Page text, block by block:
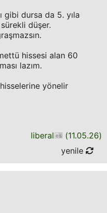
gibi dursa da 5. yıla
düşer.
hissesi alan 60
lazım.
yönelir
liberal (11.05.26)
yenile